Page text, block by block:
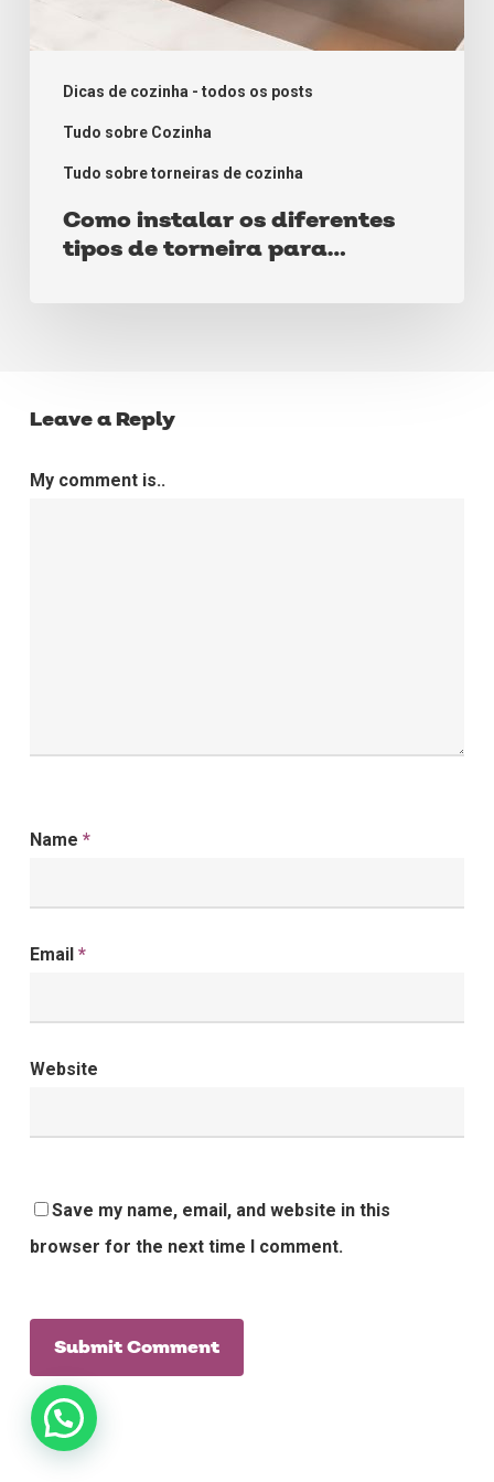
Dicas de cozinha - todos os posts
Tudo sobre Cozinha
Tudo sobre torneiras de cozinha
Como instalar os diferentes
tipos de torneira para
Leave a Reply
My comment is..
Name *
Email *
Website
Save my name, email, and website in this
browser for the next time I comment.